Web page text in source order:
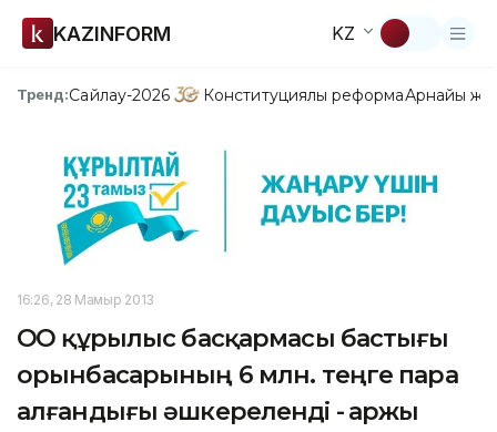
KAZINFORM KZ
Тренд:Сайлау-2026 Конституциялық реформаАрнайы
16:26, 28 Мамыр 2013
ОҚО құрылыс басқармасы бастығы
орынбасарының 6 млн. теңге пара
алғандығы әшкереленді - Қаржы